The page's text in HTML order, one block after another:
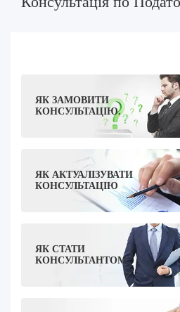
ЯК ЗАМОВИТИ
КОНСУЛЬТАЦІЮ.
ЯК АКТУАЛІЗУВАТИ
КОНСУЛЬТАЦІЮ
ЯК СТАТИ
КОНСУЛЬТАНТОМ